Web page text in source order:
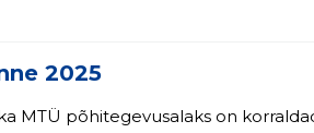
2025
MTÜ põhitegevusalaks on